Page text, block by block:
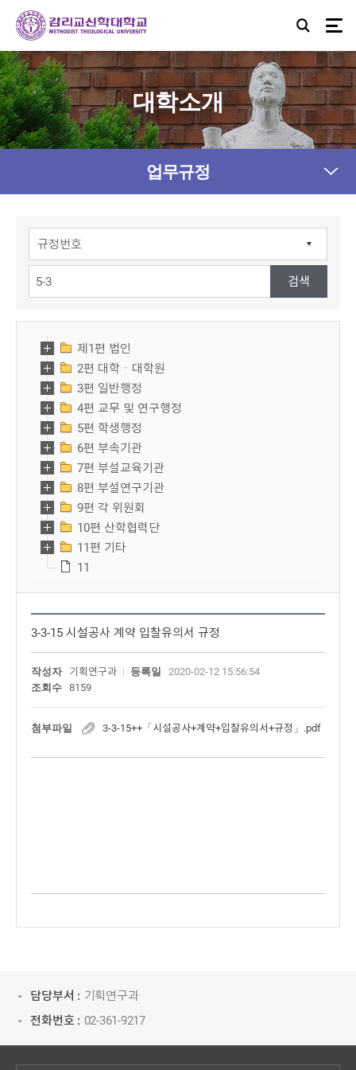
대학소개
업무규정
제1편 법인
2편 대학ㆍ대학원
3편 일반행정
4편 교무 및 연구행정
5편 학생행정
6편 부속기관
7편 부설교육기관
8편 부설연구기관
9편 각 위원회
10편 산학협력단
11편 기타
11
3-3-15 시설공사 계약 입찰유의서 규정
작성자 기획연구과 등록일
2020-02-12 15:56:54
조회수
8159
첨부파일 3-3-15++「시설공사+계약+입찰유의서+규정」.pdf
담당부서 : 기획연구과
전화번호 : 02-361-9217